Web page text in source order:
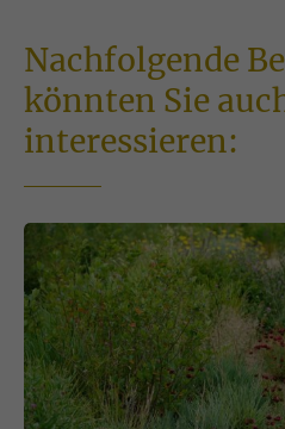
Nachfolgende
könnten Sie
interessieren: